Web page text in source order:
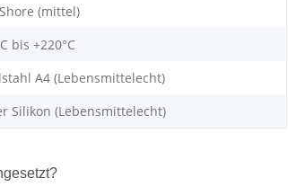
(mittel)
bis +220°C
A4 (Lebensmittelecht)
Silikon (Lebensmittelecht)